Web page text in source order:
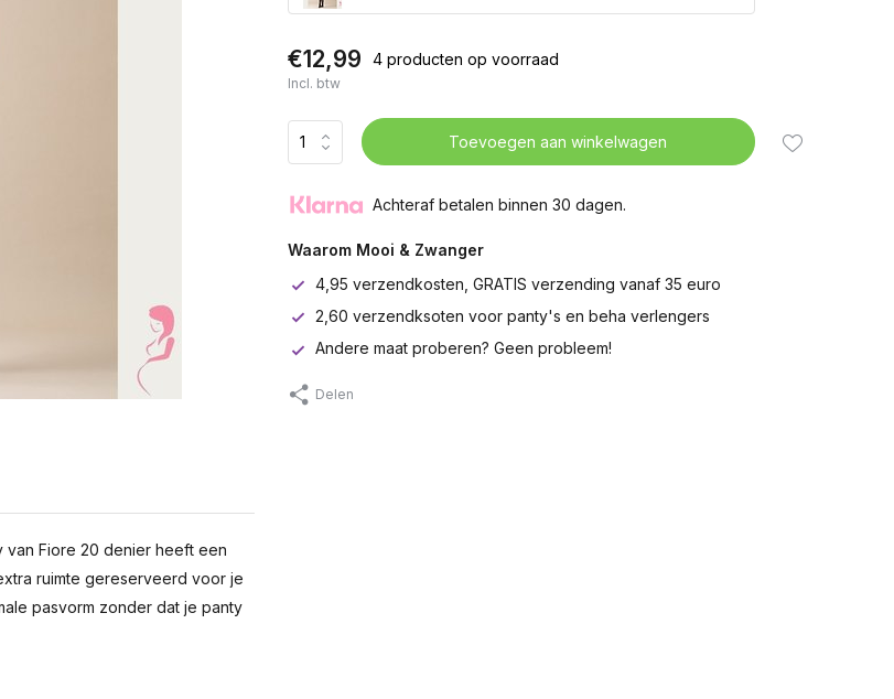
van Fiore 20 denier heeft een
ruimte gereserveerd voor je
pasvorm zonder dat je panty
€12,99 4 producten op voorraad
Incl. btw
Toevoegen aan winkelwagen
Achteraf betalen binnen 30 dagen.
Waarom Mooi & Zwanger
4,95 verzendkosten, GRATIS verzending vanaf 35 euro
2,60 verzendksoten voor panty's en beha verlengers
Andere maat proberen? Geen probleem!
Delen